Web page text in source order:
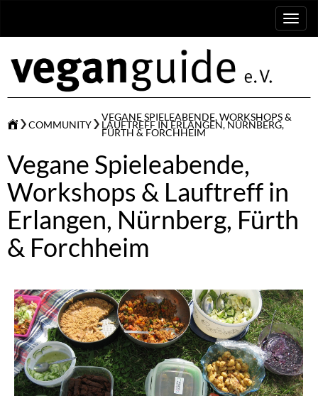
Toggle
COMMUNITY
VEGANE SPIELEABENDE, WORKSHOPS &
LAUFTREFF IN ERLANGEN, NÜRNBERG,
FÜRTH & FORCHHEIM
Vegane Spieleabende,
Workshops & Lauftreff in
Erlangen, Nürnberg, Fürth
& Forchheim